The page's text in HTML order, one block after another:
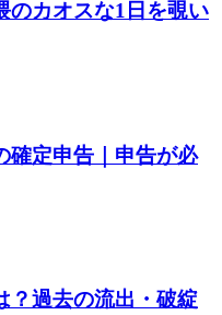
のカオスな1日を覗い
確定申告｜申告が必
？過去の流出・破綻